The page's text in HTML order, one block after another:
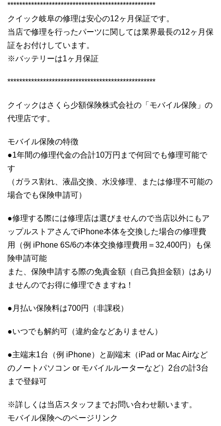
**************************************************
クイック岐阜の修理は安心の12ヶ月保証です。
当店で修理を行ったパーツに関しては業界最長の12ヶ月保
証をお付けしています。
※バッテリーは1ヶ月保証
**************************************************
クイックはさくら少額保険株式会社の「モバイル保険」の
代理店です。
モバイル保険の特徴
●1年間の修理代金の合計10万円まで何回でも修理可能で
す
（ガラス割れ、液晶交換、水没修理、または修理不可能の
場合でも保険申請可）
●修理する際には修理店は選びませんので当店以外にもア
ップルストアさんでiPhone本体を交換した場合の修理費
用（例 iPhone 6S/6の本体交換修理費用＝32,400円）も保
険申請可能
また、保険申請する際の免責金額（自己負担金額）はあり
ませんのでお得に修理できますね！
●月払い保険料は700円（非課税）
●いつでも解約可（違約金などありません）
●主端末1台（例 iPhone）と副端末（iPad or Mac Airなど
のノートパソコン or モバイルルーターなど）2台の計3台
まで登録可
※詳しくは当店スタッフまでお問い合わせ願います。
モバイル保険へのページリンク